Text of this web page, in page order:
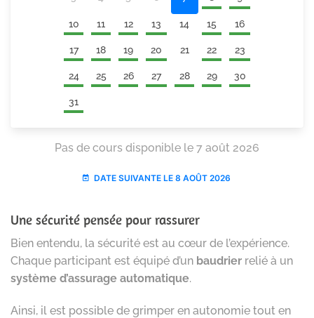
Une sécurité pensée pour rassurer
Bien entendu, la sécurité est au cœur de l’expérience.
Chaque participant est équipé d’un baudrier relié à un
système d’assurage automatique.
Ainsi, il est possible de grimper en autonomie tout en